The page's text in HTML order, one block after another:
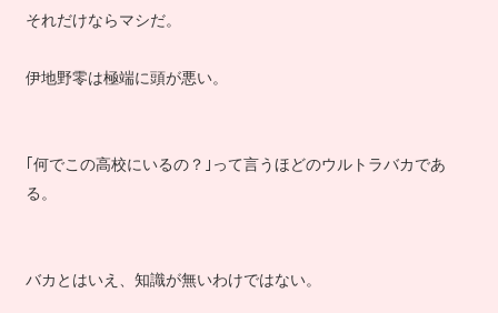
それだけならマシだ。
伊地野零は極端に頭が悪い。
｢何でこの高校にいるの？｣って言うほどのウルトラバカであ
る。
バカとはいえ、知識が無いわけではない。